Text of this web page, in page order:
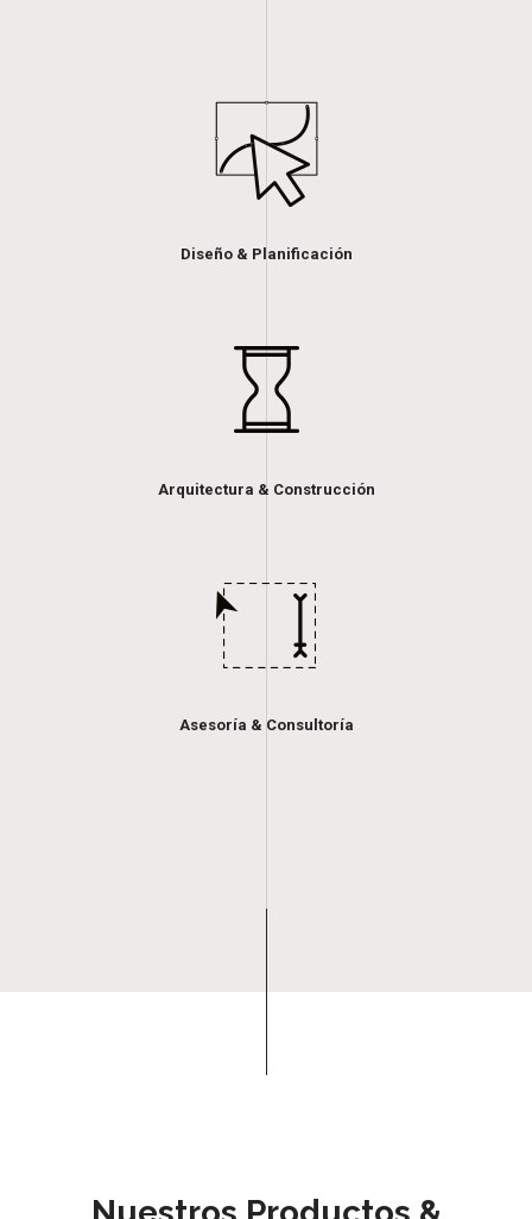
Diseño & Planificación
Arquitectura & Construcción
Asesoría & Consultoría